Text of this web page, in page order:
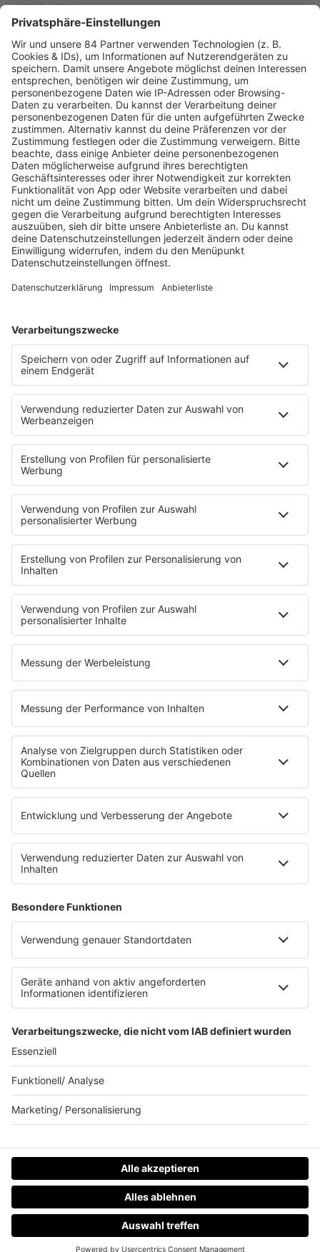
HOME RADIOS MENÜ
MEHR LESEN
PODCAST-GÄSTE: MEHR NEWS
HOME
RADIOS
barba radio
Lagerfeuer
Füße hoch
Schmusekatze
Song Contest
Mädelsabend
Ich hasse Sport
Sonntag Morgen
Strandbar
Putzfimmel
Deutschpop
Deutsche Liebeslieder
PODCASTS
Mit den Waffeln einer Frau
Frühstück bei Barbara
Brave & One
NotAufnahme
"Bewerbung und Karriere"
Aber bitte mit Schlager
Erdbeerkäse
Fitness mit M.A.R.K
Glück in Worten
Todesursache
Niemand muss ein Promi sein
PROGRAMM
Mit den Waffeln einer Frau
SERVICE
Empfang
barba radio App
Impressum
Datenschutz Facebook & Instagram
Datenschutzeinstellungen
Clubbedingungen
Werbung schalten
Waffel-Werbepartner
80s80s.de
90s90s.de
Schlagerplanetradio.com
1deutsch.de
WEIHNACHTSMUSIK.FM
© barba radio. Ein Baby von Barbara Schöneberger und
REGIOCAST.